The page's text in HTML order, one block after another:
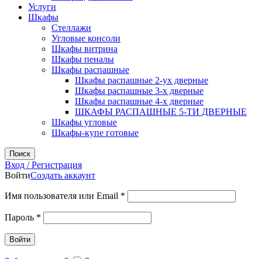
Услуги
Шкафы
Стеллажи
Угловые консоли
Шкафы витрина
Шкафы пеналы
Шкафы распашные
Шкафы распашные 2-ух дверные
Шкафы распашные 3-х дверные
Шкафы распашные 4-х дверные
ШКАФЫ РАСПАШНЫЕ 5-ТИ ДВЕРНЫЕ
Шкафы угловые
Шкафы-купе готовые
Поиск
Вход / Регистрация
ВойтиСоздать аккаунт
Имя пользователя или Email *
Пароль *
Войти